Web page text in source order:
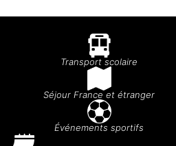
Transport scolaire
Séjour France et étranger
Événements sportifs